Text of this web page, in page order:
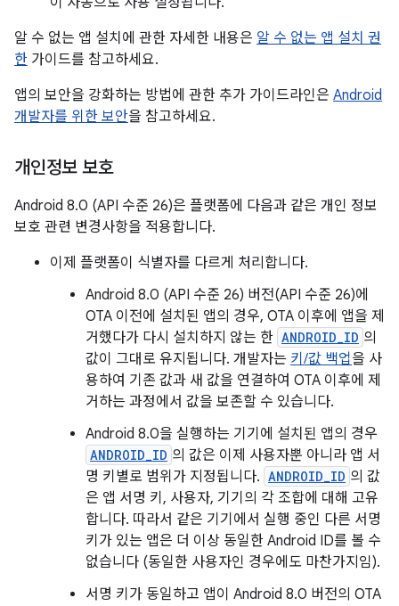
알 수 없는 앱 설치에 관한 자세한 내용은 알 수 없는 앱 설치 권
한 가이드를 참고하세요.
앱의 보안을 강화하는 방법에 관한 추가 가이드라인은 Android
개발자를 위한 보안을 참고하세요.
개인정보 보호
Android 8.0 (API 수준 26)은 플랫폼에 다음과 같은 개인 정보
보호 관련 변경사항을 적용합니다.
이제 플랫폼이 식별자를 다르게 처리합니다.
Android 8.0 (API 수준 26) 버전(API 수준 26)에
OTA 이전에 설치된 앱의 경우, OTA 이후에 앱을 제
거했다가 다시 설치하지 않는 한 ANDROID_ID 의
값이 그대로 유지됩니다. 개발자는 키/값 백업을 사
용하여 기존 값과 새 값을 연결하여 OTA 이후에 제
거하는 과정에서 값을 보존할 수 있습니다.
Android 8.0을 실행하는 기기에 설치된 앱의 경우
ANDROID_ID 의 값은 이제 사용자뿐 아니라 앱 서
명 키별로 범위가 지정됩니다. ANDROID_ID 의 값
은 앱 서명 키, 사용자, 기기의 각 조합에 대해 고유
합니다. 따라서 같은 기기에서 실행 중인 다른 서명
키가 있는 앱은 더 이상 동일한 Android ID를 볼 수
없습니다 (동일한 사용자인 경우에도 마찬가지임).
서명 키가 동일하고 앱이 Android 8.0 버전의 OTA